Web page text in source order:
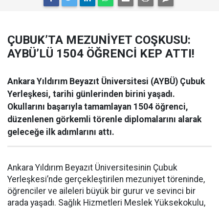
ÇUBUK’TA MEZUNİYET COŞKUSU:
AYBÜ’LÜ 1504 ÖĞRENCİ KEP ATTI!
Ankara Yıldırım Beyazıt Üniversitesi (AYBÜ) Çubuk
Yerleşkesi, tarihi günlerinden birini yaşadı.
Okullarını başarıyla tamamlayan 1504 öğrenci,
düzenlenen görkemli törenle diplomalarını alarak
geleceğe ilk adımlarını attı.
Ankara Yıldırım Beyazıt Üniversitesinin Çubuk
Yerleşkesi’nde gerçekleştirilen mezuniyet töreninde,
öğrenciler ve aileleri büyük bir gurur ve sevinci bir
arada yaşadı. Sağlık Hizmetleri Meslek Yüksekokulu,